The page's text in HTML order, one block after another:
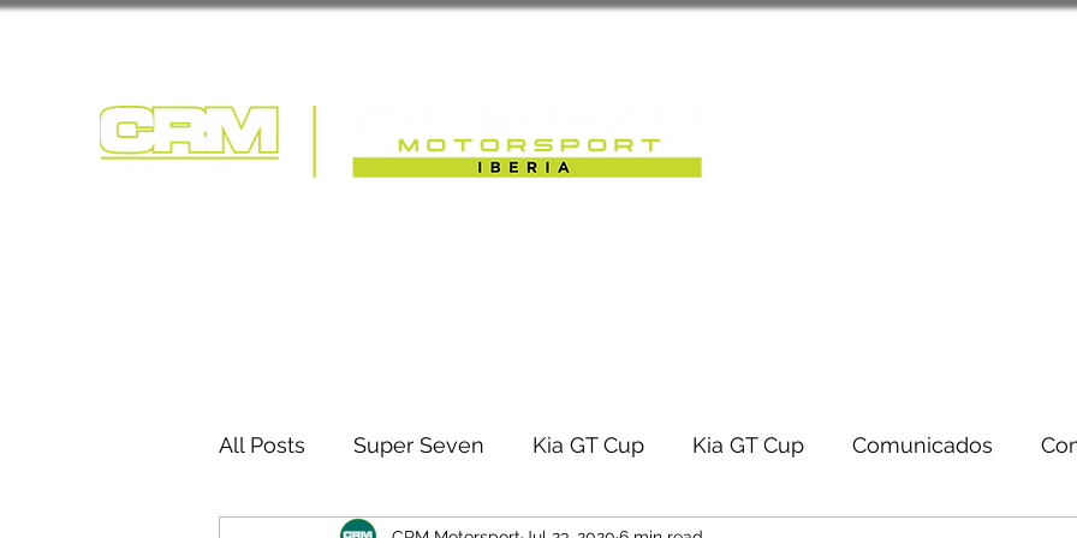
All Posts Super Seven Kia GT Cup Kia GT Cup Comunicados